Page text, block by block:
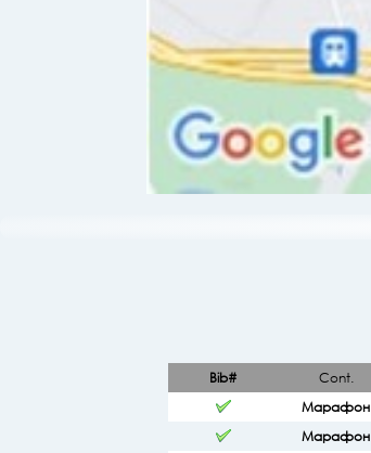
Bib# Cont.
Марафон
Марафон